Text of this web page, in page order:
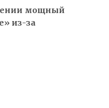
мощный
из-за